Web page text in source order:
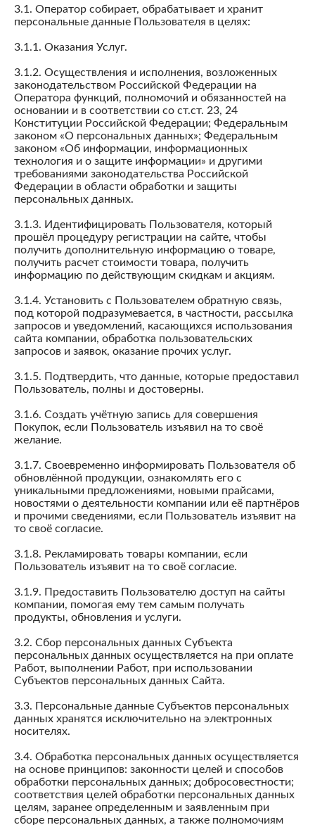
3.1. Оператор собирает, обрабатывает и хранит
персональные данные Пользователя в целях:
3.1.1. Оказания Услуг.
3.1.2. Осуществления и исполнения, возложенных
законодательством Российской Федерации на
Оператора функций, полномочий и обязанностей на
основании и в соответствии со ст.ст. 23, 24
Конституции Российской Федерации; Федеральным
законом «О персональных данных»; Федеральным
законом «Об информации, информационных
технология и о защите информации» и другими
требованиями законодательства Российской
Федерации в области обработки и защиты
персональных данных.
3.1.3. Идентифицировать Пользователя, который
прошёл процедуру регистрации на сайте, чтобы
получить дополнительную информацию о товаре,
получить расчет стоимости товара, получить
информацию по действующим скидкам и акциям.
3.1.4. Установить с Пользователем обратную связь,
под которой подразумевается, в частности, рассылка
запросов и уведомлений, касающихся использования
сайта компании, обработка пользовательских
запросов и заявок, оказание прочих услуг.
3.1.5. Подтвердить, что данные, которые предоставил
Пользователь, полны и достоверны.
3.1.6. Создать учётную запись для совершения
Покупок, если Пользователь изъявил на то своё
желание.
3.1.7. Своевременно информировать Пользователя об
обновлённой продукции, ознакомлять его с
уникальными предложениями, новыми прайсами,
новостями о деятельности компании или её партнёров
и прочими сведениями, если Пользователь изъявит на
то своё согласие.
3.1.8. Рекламировать товары компании, если
Пользователь изъявит на то своё согласие.
3.1.9. Предоставить Пользователю доступ на сайты
компании, помогая ему тем самым получать
продукты, обновления и услуги.
3.2. Сбор персональных данных Субъекта
персональных данных осуществляется на при оплате
Работ, выполнении Работ, при использовании
Субъектов персональных данных Сайта.
3.3. Персональные данные Субъектов персональных
данных хранятся исключительно на электронных
носителях.
3.4. Обработка персональных данных осуществляется
на основе принципов: законности целей и способов
обработки персональных данных; добросовестности;
соответствия целей обработки персональных данных
целям, заранее определенным и заявленным при
сборе персональных данных, а также полномочиям